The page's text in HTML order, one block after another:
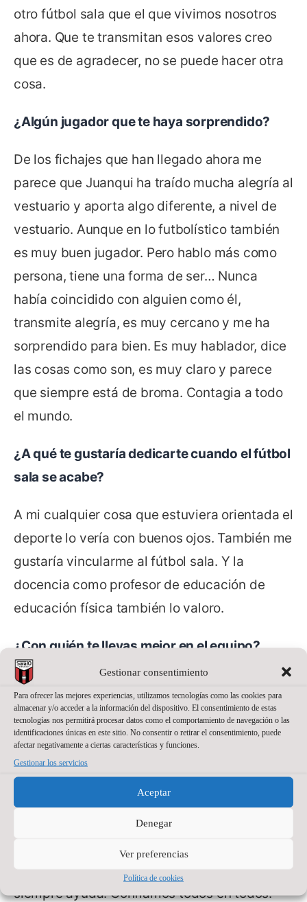
Gestionar consentimiento
Para ofrecer las mejores experiencias, utilizamos tecnologías como las cookies para
almacenar y/o acceder a la información del dispositivo. El consentimiento de estas
tecnologías nos permitirá procesar datos como el comportamiento de navegación o las
identificaciones únicas en este sitio. No consentir o retirar el consentimiento, puede
afectar negativamente a ciertas características y funciones.
Gestionar los servicios
Aceptar
Denegar
Ver preferencias
Política de cookies
otro fútbol sala que el que vivimos nosotros
ahora. Que te transmitan esos valores creo
que es de agradecer, no se puede hacer otra
cosa.
¿Algún jugador que te haya sorprendido?
De los fichajes que han llegado ahora me
parece que Juanqui ha traído mucha alegría al
vestuario y aporta algo diferente, a nivel de
vestuario. Aunque en lo futbolístico también
es muy buen jugador. Pero hablo más como
persona, tiene una forma de ser… Nunca
había coincidido con alguien como él,
transmite alegría, es muy cercano y me ha
sorprendido para bien. Es muy hablador, dice
las cosas como son, es muy claro y parece
que siempre está de broma. Contagia a todo
el mundo.
¿A qué te gustaría dedicarte cuando el fútbol
sala se acabe?
A mi cualquier cosa que estuviera orientada el
deporte lo vería con buenos ojos. También me
gustaría vincularme al fútbol sala. Y la
docencia como profesor de educación de
educación física también lo valoro.
¿Con quién te llevas mejor en el equipo?
Con Iván es con la persona que más tiempo
paso. Vinimos los dos juntos del Colo Colo y
llevamos muchísimos años juntos. Hicimos la
carrera juntos. Con Adri y con Ortego también
hemos tenido mucha relación. En realidad es
muy buen grupo, una parte muy buena. Es
una de las cosas por las que estamos
convencidos de que es imposible que esto no
acabe bien. El grupo es muy bueno y eso
siempre ayuda. Confiamos todos en todos.